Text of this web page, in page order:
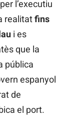
l’executiu
realitatfins
i es
que la
pública
espanyol
de
el port.